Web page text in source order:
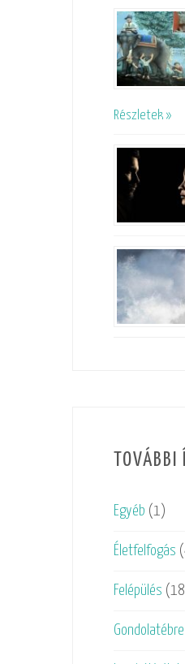
Részletek »
Egyéb (1)
Életfelfogás
Felépülés